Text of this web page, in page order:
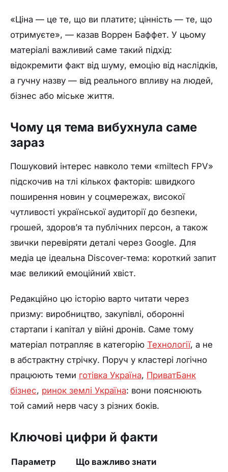
«Ціна — це те, що ви платите; цінність — те, що
отримуєте», — казав Воррен Баффет. У цьому
матеріалі важливий саме такий підхід:
відокремити факт від шуму, емоцію від наслідків,
а гучну назву — від реального впливу на людей,
бізнес або міське життя.
Чому ця тема вибухнула саме
зараз
Пошуковий інтерес навколо теми «miltech FPV»
підскочив на тлі кількох факторів: швидкого
поширення новин у соцмережах, високої
чутливості української аудиторії до безпеки,
грошей, здоров’я та публічних персон, а також
звички перевіряти деталі через Google. Для
медіа це ідеальна Discover-тема: короткий запит
має великий емоційний хвіст.
Редакційно цю історію варто читати через
призму: виробництво, закупівлі, оборонні
стартапи і капітал у війні дронів. Саме тому
матеріал потрапляє в категорію Технології, а не
в абстрактну стрічку. Поруч у кластері логічно
працюють теми готівка Україна, ПриватБанк
бізнес, ринок землі Україна: вони пояснюють
той самий нерв часу з різних боків.
Ключові цифри й факти
Параметр
Що важливо знати